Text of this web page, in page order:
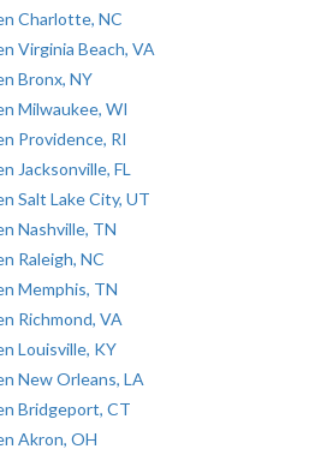
Charlotte, NC
Virginia Beach, VA
Bronx, NY
Milwaukee, WI
Providence, RI
Jacksonville, FL
Salt Lake City, UT
Nashville, TN
Raleigh, NC
Memphis, TN
Richmond, VA
Louisville, KY
New Orleans, LA
Bridgeport, CT
Akron, OH